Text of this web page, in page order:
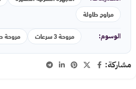
مراوح طاولة
الوسوم: مروحة 3 سرعات مروحة
مشاركة: